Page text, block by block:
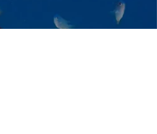
dépassé les 38° cette semaine. Un record
historique qui entraîne une disparition
massive et...